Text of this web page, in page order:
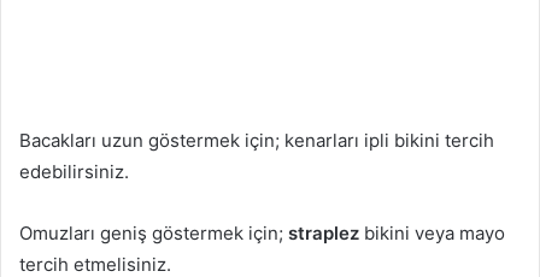
Bacakları uzun göstermek için; kenarları ipli bikini tercih
edebilirsiniz.
Omuzları geniş göstermek için; straplez bikini veya mayo
tercih etmelisiniz.